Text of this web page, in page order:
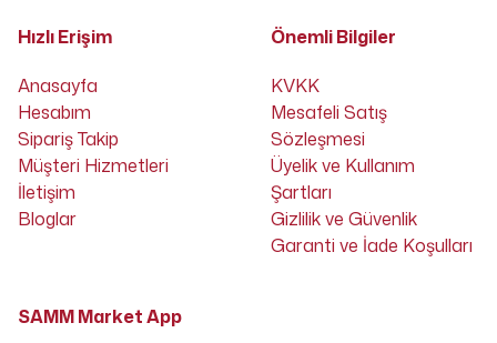
Hızlı Erişim
Anasayfa
Hesabım
Sipariş Takip
Müşteri Hizmetleri
İletişim
Bloglar
Önemli Bilgiler
KVKK
Mesafeli Satış
Sözleşmesi
Üyelik ve Kullanım
Şartları
Gizlilik ve Güvenlik
Garanti ve İade Koşulları
SAMM Market App